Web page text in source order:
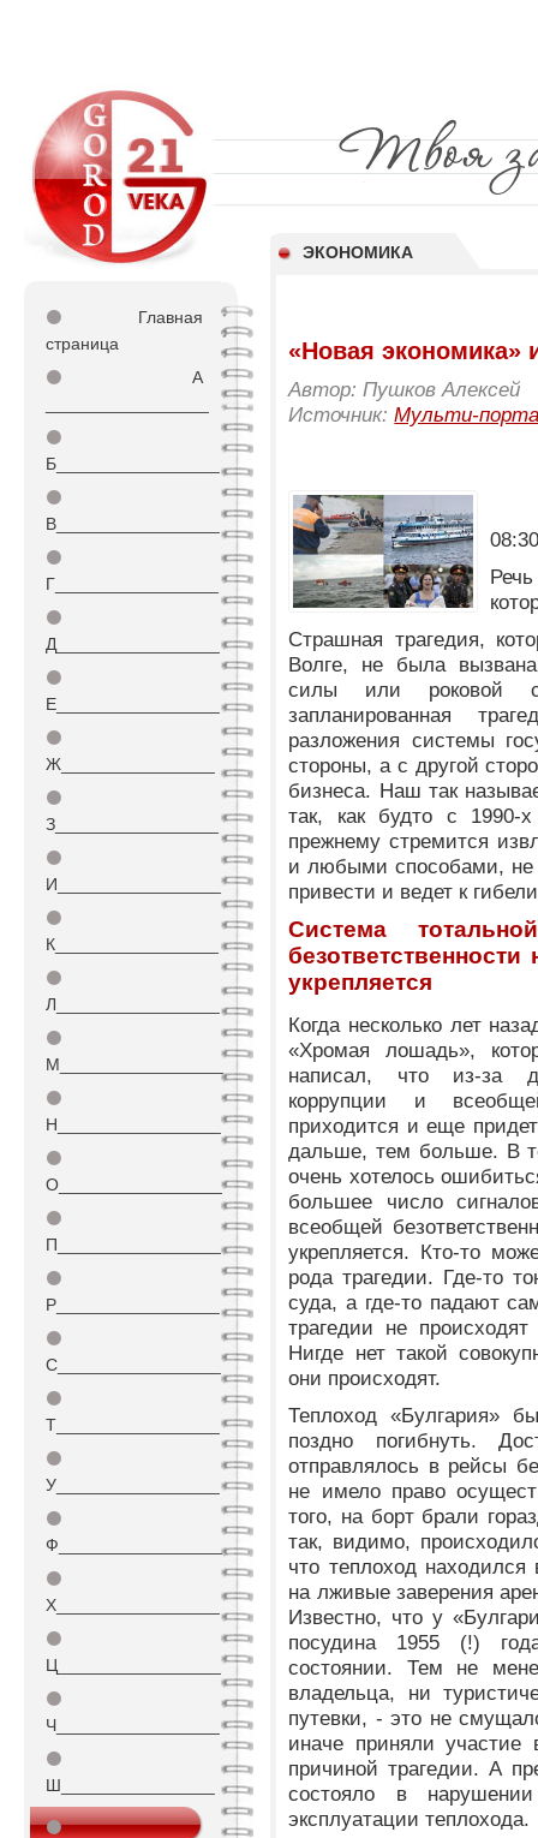
ЭКОНОМИКА
⚫
Главная
страница
⚫
А
⚫
Б_________________
⚫
В_________________
⚫
Г_________________
⚫
Д_________________
⚫
Е_________________
⚫
Ж________________
⚫
З_________________
⚫
И_________________
⚫
К_________________
⚫
Л_________________
⚫
М_________________
⚫
Н_________________
⚫
О_________________
⚫
П_________________
⚫
Р_________________
⚫
С_________________
⚫
Т_________________
⚫
У_________________
⚫
Ф_________________
⚫
Х_________________
⚫
Ц_________________
⚫
Ч_________________
⚫
Ш________________
⚫
«Новая экономика»
Автор: Пушков Алексей
Источник:Мульти-
Страшная трагедия,
Волге, не была
силы или роковой
запланированная
разложения системы
стороны, а с другой
бизнеса. Наш так
так, как будто с 1990-
прежнему стремится
и любыми способами, не
привести и ведет к
Система
укрепляется
Когда несколько лет
«Хромая лошадь»,
написал, что из-за
коррупции и
приходится и еще
дальше, тем больше. В
очень хотелось
большее число
всеобщей
укрепляется. Кто-то
рода трагедии. Где-то
суда, а где-то падают
трагедии не
Нигде нет такой
они происходят.
Теплоход «Булгария»
поздно погибнуть.
отправлялось в рейсы
не имело право
того, на борт брали
так, видимо,
что теплоход
на лживые заверения
Известно, что у
посудина 1955 (!)
состоянии. Тем не
владельца, ни
путевки, - это не
иначе приняли участие
причиной трагедии. А
состояло в
эксплуатации теплохода.